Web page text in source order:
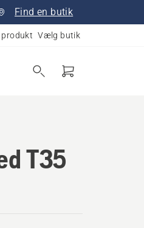
Find en butik
produkt Vælg butik
T35